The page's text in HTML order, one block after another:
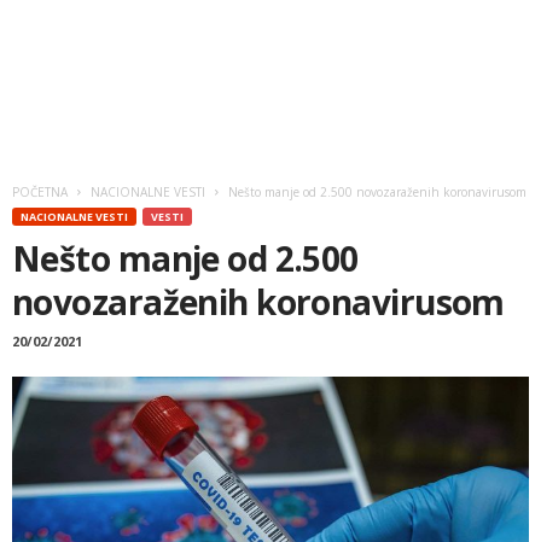
POČETNA NACIONALNE VESTI Nešto manje od 2.500 novozaraženih koronavirusom
NACIONALNE VESTI VESTI
Nešto manje od 2.500
novozaraženih koronavirusom
20/02/2021